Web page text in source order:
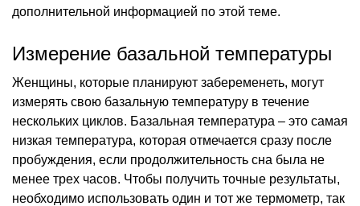
дополнительной информацией по этой теме.
Измерение базальной температуры
Женщины, которые планируют забеременеть, могут
измерять свою базальную температуру в течение
нескольких циклов. Базальная температура – это самая
низкая температура, которая отмечается сразу после
пробуждения, если продолжительность сна была не
менее трех часов. Чтобы получить точные результаты,
необходимо использовать один и тот же термометр, так